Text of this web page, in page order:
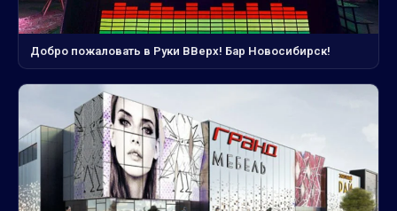
Добро пожаловать в Руки ВВерх! Бар Новосибирск!